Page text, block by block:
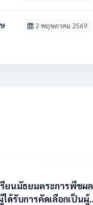
2 พฤษภาคม 2569
รียนมัธยมตระการพืชผล
ได้รับการคัดเลือกเป็นผู้